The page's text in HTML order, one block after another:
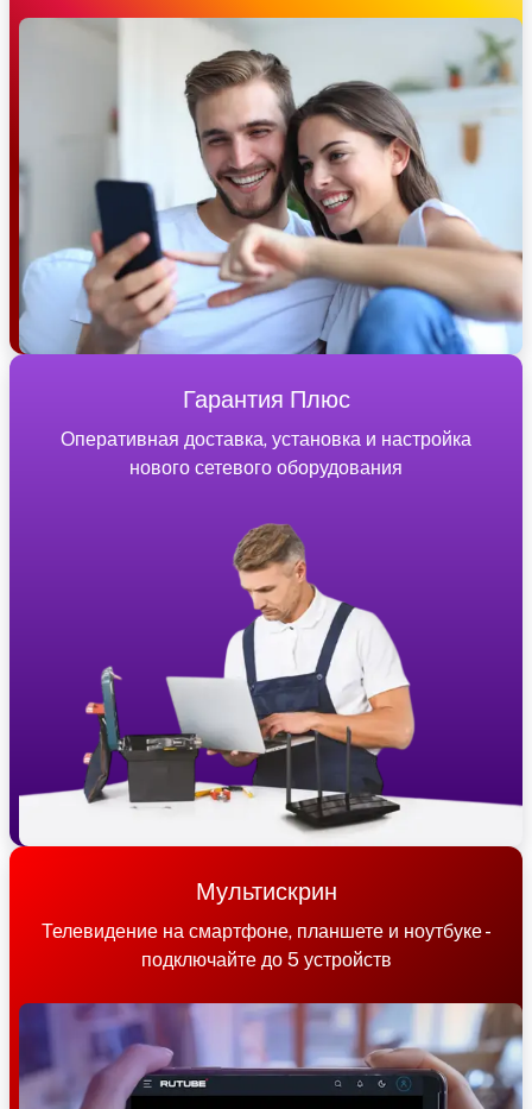
Гарантия Плюс
Оперативная доставка, установка и настройка
нового сетевого оборудования
Мультискрин
Телевидение на смартфоне, планшете и ноутбуке -
подключайте до 5 устройств